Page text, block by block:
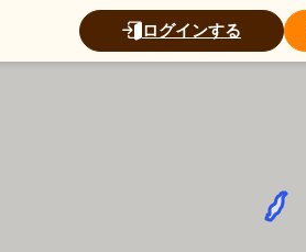
ログインする